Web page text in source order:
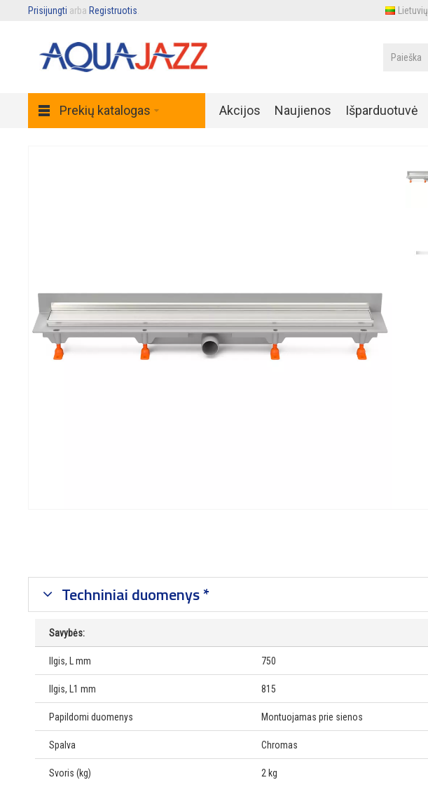
Prisijungti arba Registruotis Lietuvių
Prekių katalogas Akcijos Naujienos Išparduotuvė
Techniniai duomenys *
Savybės:
Ilgis, L mm 750
Ilgis, L1 mm 815
Papildomi duomenys Montuojamas prie sienos
Spalva Chromas
Svoris (kg) 2 kg